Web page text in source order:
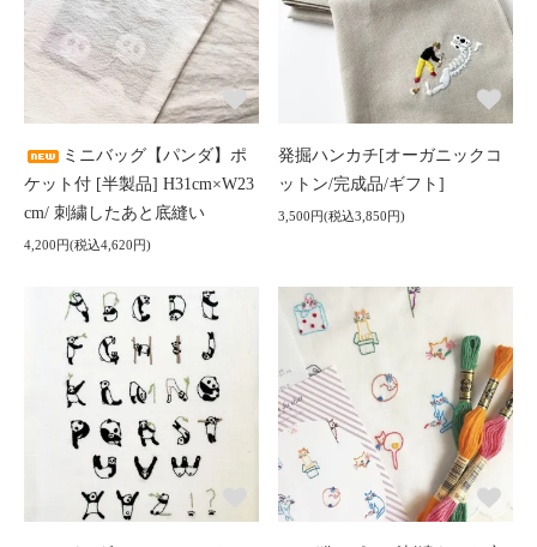
ミニバッグ【パンダ】ポ
ケット付 [半製品] H31cm×W23
cm/ 刺繍したあと底縫い
4,200円(税込4,620円)
発掘ハンカチ[オーガニックコ
ットン/完成品/ギフト]
3,500円(税込3,850円)